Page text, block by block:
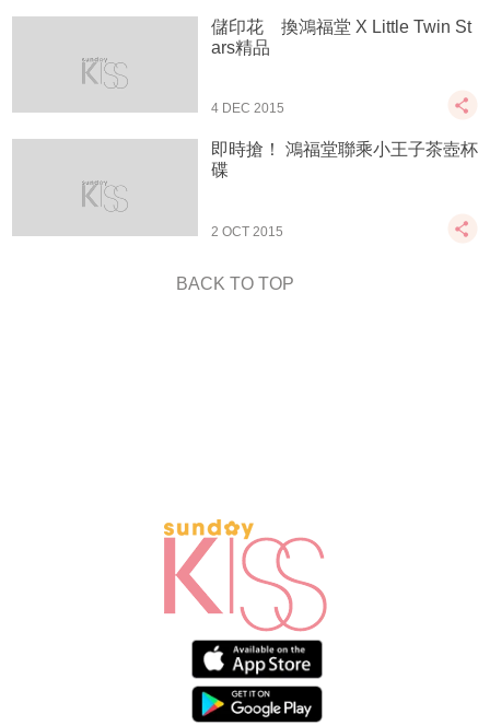
儲印花 換鴻福堂 X Little Twin St
ars精品
4 DEC 2015
即時搶！ 鴻福堂聯乘小王子茶壺杯
碟
2 OCT 2015
BACK TO TOP